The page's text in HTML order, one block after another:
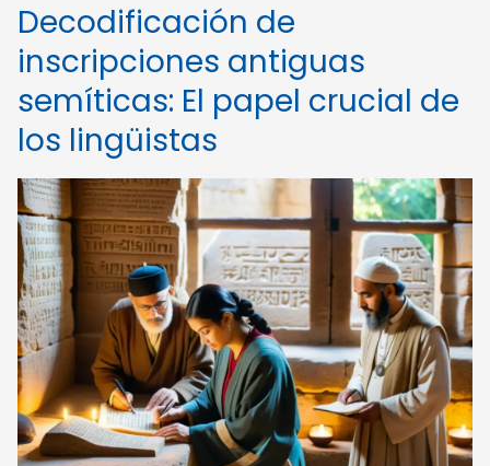
Decodificación de
inscripciones antiguas
semíticas: El papel crucial de
los lingüistas